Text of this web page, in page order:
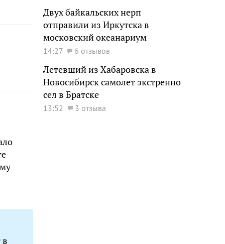
в
Двух байкальских нерп
отправили из Иркутска в
московский океанариум
14:27 6 отзывов
Летевший из Хабаровска в
Новосибирск самолет экстренно
сел в Братске
13:52 3 отзыва